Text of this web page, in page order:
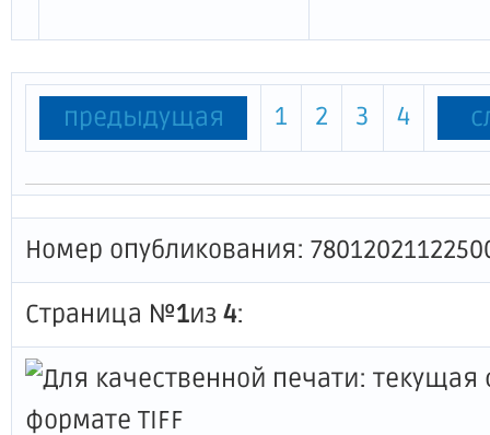
предыдущая 1 2 3 4
Номер опубликования:
Страница №1из 4: